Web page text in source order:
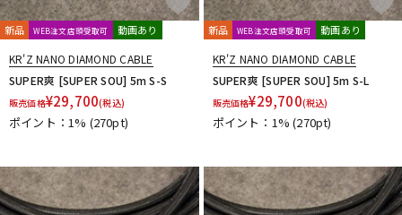
管楽器 その他楽器
アンプ エフェクター
DTM オンライン納品 レコーディング機器
新品 WEB注文店頭受取可 動画あり
KR'Z NANO DIAMOND CABLE
SUPER爽 [SUPER SOU] 5m S-S
販売価格¥29,700(税込)
ポイント：1% (270pt)
新品 WEB注文店頭受取可 動画あり
KR'Z NANO DIAMOND CABLE
SUPER爽 [SUPER SOU] 5m S-L
販売価格¥29,700(税込)
ポイント：1%(270pt)